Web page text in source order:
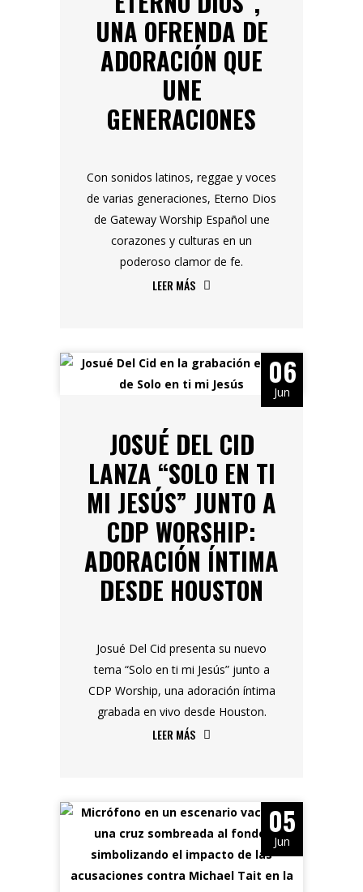
UNA OFRENDA DE
ADORACIÓN QUE
UNE
GENERACIONES
Con sonidos latinos, reggae y voces
de varias generaciones, Eterno Dios
de Gateway Worship Español une
corazones y culturas en un
poderoso clamor de fe.
LEER MÁS
06
Jun
JOSUÉ DEL CID
LANZA “SOLO EN TI
MI JESÚS” JUNTO A
CDP WORSHIP:
ADORACIÓN ÍNTIMA
DESDE HOUSTON
Josué Del Cid presenta su nuevo
tema “Solo en ti mi Jesús” junto a
CDP Worship, una adoración íntima
grabada en vivo desde Houston.
LEER MÁS
05
Jun